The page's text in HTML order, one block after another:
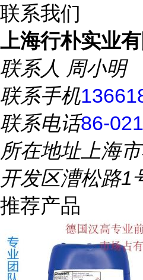
联系我们
上海行朴实业
联系人 周小明
联系手机
联系电话86-
所在地址上海
开发区漕松路1
推荐产品